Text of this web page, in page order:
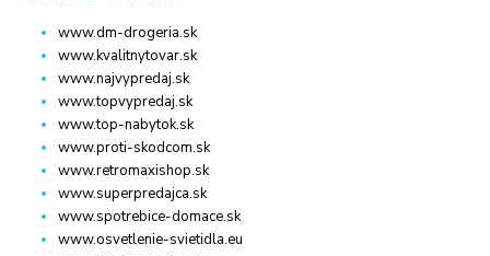
www.dm-drogeria.sk
www.kvalitnytovar.sk
www.najvypredaj.sk
www.topvypredaj.sk
www.top-nabytok.sk
www.proti-skodcom.sk
www.retromaxishop.sk
www.superpredajca.sk
www.spotrebice-domace.sk
www.osvetlenie-svietidla.eu